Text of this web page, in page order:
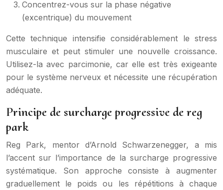
Concentrez-vous sur la phase négative
(excentrique) du mouvement
Cette technique intensifie considérablement le stress
musculaire et peut stimuler une nouvelle croissance.
Utilisez-la avec parcimonie, car elle est très exigeante
pour le système nerveux et nécessite une récupération
adéquate.
Principe de surcharge progressive de reg
park
Reg Park, mentor d’Arnold Schwarzenegger, a mis
l’accent sur l’importance de la surcharge progressive
systématique. Son approche consiste à augmenter
graduellement le poids ou les répétitions à chaque